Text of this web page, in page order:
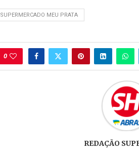
SUPERMERCADO MEU PRATA
0
REDAÇÃO